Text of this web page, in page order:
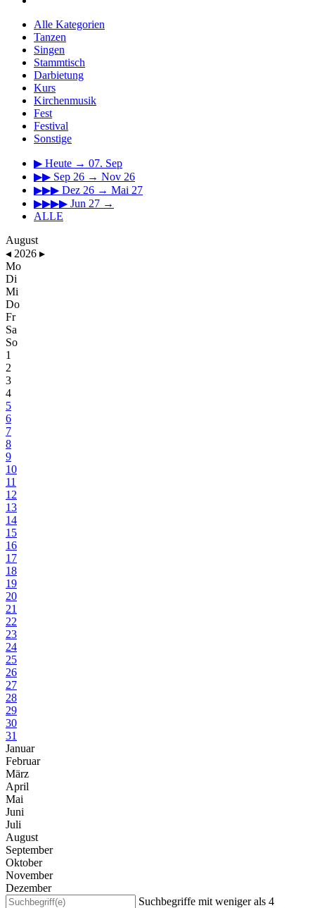
Alle Kategorien
Tanzen
Singen
Stammtisch
Darbietung
Kurs
Kirchenmusik
Fest
Festival
Sonstige
▶ Heute → 07. Sep
▶▶ Sep 26 → Nov 26
▶▶▶ Dez 26 → Mai 27
▶▶▶▶ Jun 27 →
ALLE
August
◂ 2026 ▸
Mo
Di
Mi
Do
Fr
Sa
So
1
2
3
4
5
6
7
8
9
10
11
12
13
14
15
16
17
18
19
20
21
22
23
24
25
26
27
28
29
30
31
Januar
Februar
März
April
Mai
Juni
Juli
August
September
Oktober
November
Dezember
Suchbegriffe mit weniger als 4